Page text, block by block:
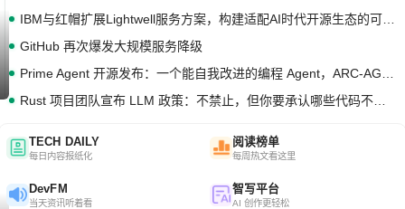
GitHub 再次爆发大规模服务降级
TECH DAILY
每日内容报纸化
阅读榜单
每周热文看这里
DevFM
当天资讯听着看
智写平台
AI 创作更轻松